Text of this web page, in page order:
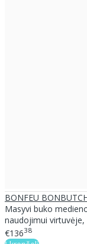
BONFEU
Masyvi buko
naudojimui virtuvėje,
€13638